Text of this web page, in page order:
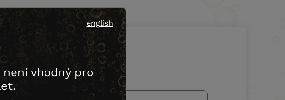
english
není vhodný pro